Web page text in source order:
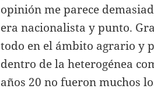
opinión me parece
era nacionalista y punto.
todo en el ámbito agrario y
dentro de la heterogénea
años 20 no fueron muchos